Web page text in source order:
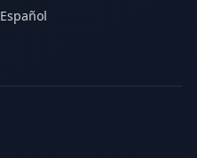
Español